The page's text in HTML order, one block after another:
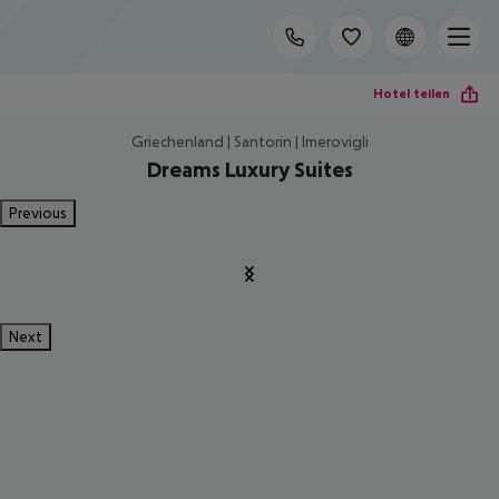
Hotel teilen
Griechenland | Santorin | Imerovigli
Dreams Luxury Suites
Previous
Next